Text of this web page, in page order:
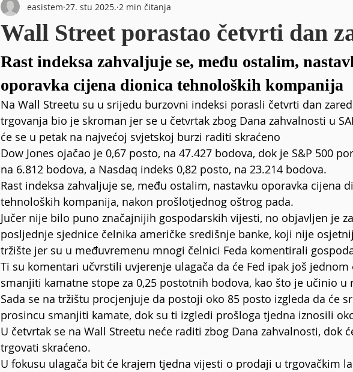
Wall Street porastao četvrti dan
easistem 27. stu 2025. 2 min čitanja
Rast indeksa zahvaljuje se, među ostalim,
oporavka cijena dionica tehnoloških kompanija
Na Wall Streetu su u srijedu burzovni indeksi porasli četvrti dan
trgovanja bio je skroman jer se u četvrtak zbog Dana zahvalnosti u
će se u petak na najvećoj svjetskoj burzi raditi skraćeno
Dow Jones ojačao je 0,67 posto, na 47.427 bodova, dok je S&P 500
na 6.812 bodova, a Nasdaq indeks 0,82 posto, na 23.214 bodova.
Rast indeksa zahvaljuje se, među ostalim, nastavku oporavka cijena
tehnoloških kompanija, nakon prošlotjednog oštrog pada.
Jučer nije bilo puno značajnijih gospodarskih vijesti, no objavljen je
posljednje sjednice čelnika američke središnje banke, koji nije
tržište jer su u međuvremenu mnogi čelnici Feda komentirali
Ti su komentari učvrstili uvjerenje ulagača da će Fed ipak još jednom
smanjiti kamatne stope za 0,25 postotnih bodova, kao što je učinio
Sada se na tržištu procjenjuje da postoji oko 85 posto izgleda da će
prosincu smanjiti kamate, dok su ti izgledi prošloga tjedna iznosili
U četvrtak se na Wall Streetu neće raditi zbog Dana zahvalnosti, dok
trgovati skraćeno.
U fokusu ulagača bit će krajem tjedna vijesti o prodaji u trgovačkim